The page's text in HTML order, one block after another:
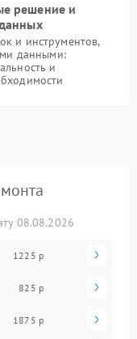
решение и
и инструментов,
данными:
и
08.08.2026
1225 р
825 р
1875 р